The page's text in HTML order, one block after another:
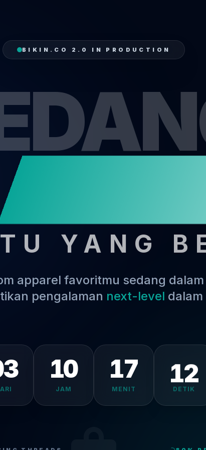
BIKIN.CO 2.0 IN PRODUCTION
YANG
apparel favoritmu sedang
pengalaman next-level
10
JAM
17
MENIT DETIK